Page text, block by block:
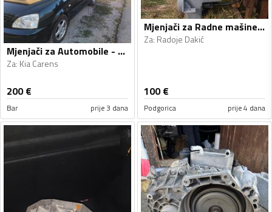
Mjenjači za Automobile - Kia - Carens - 2005
Za: Kia Carens
200€
Bar prije 3 dana
Mjenjači za Radne mašine - Radoje Dakić, Clark - 1990, 1990
Za: Radoje Dakić
100€
Podgorica prije 4 dana